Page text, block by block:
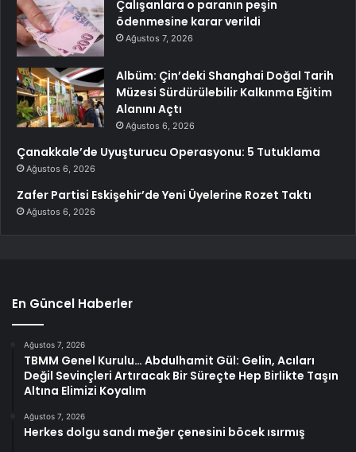
Çalışanlara o paranın peşin
ödenmesine karar verildi
Ağustos 7, 2026
Albüm: Çin’deki Shanghai Doğal Tarih
Müzesi Sürdürülebilir Kalkınma Eğitim
Alanını Açtı
Ağustos 6, 2026
Çanakkale’de Uyuşturucu Operasyonu: 5 Tutuklama
Ağustos 6, 2026
Zafer Partisi Eskişehir’de Yeni Üyelerine Rozet Taktı
Ağustos 6, 2026
En Güncel Haberler
Ağustos 7, 2026
TBMM Genel Kurulu… Abdulhamit Gül: Gelin, Acıları
Değil Sevinçleri Artıracak Bir Süreçte Hep Birlikte Taşın
Altına Elimizi Koyalım
Ağustos 7, 2026
Herkes dolgu sandı meğer çenesini böcek ısırmış